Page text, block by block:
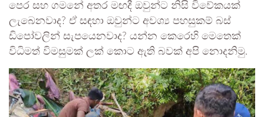
පෙර සහ ගමනේ අතර මඟදී ඔවුන්ට නිසි විවේකයක්
ලැබෙනවාද? ඒ සඳහා ඔවුන්ට අවශ්‍ය පහසුකම් බස්
ඩිපෝවලින් සැපයෙනවාද? යන්න කෙරෙහි මෙතෙක්
විධිමත් විමසුමක් ලක් කොට ඇති බවක් අපි නොදනිමු.